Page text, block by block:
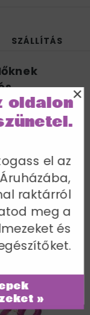
SZÁLLÍTÁS
70 cm /
82 cm
»
el az
raktárról
meg a
és
oldalon×